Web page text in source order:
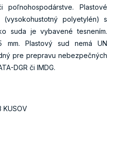
poľnohospodárstve. Plastové
polyetylén) s
suda je vybavené tesnením.
mm. Plastový sud nemá UN
pre prepravu nebezpečných
DGR či IMDG.
KUSOV